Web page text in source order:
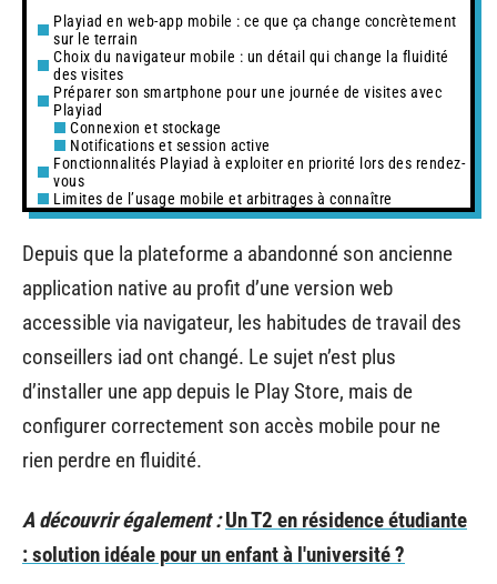
Playiad en web-app mobile : ce que ça change concrètement
sur le terrain
Choix du navigateur mobile : un détail qui change la fluidité
des visites
Préparer son smartphone pour une journée de visites avec
Playiad
Connexion et stockage
Notifications et session active
Fonctionnalités Playiad à exploiter en priorité lors des rendez-
vous
Limites de l’usage mobile et arbitrages à connaître
Depuis que la plateforme a abandonné son ancienne
application native au profit d’une version web
accessible via navigateur, les habitudes de travail des
conseillers iad ont changé. Le sujet n’est plus
d’installer une app depuis le Play Store, mais de
configurer correctement son accès mobile pour ne
rien perdre en fluidité.
A découvrir également : Un T2 en résidence étudiante
: solution idéale pour un enfant à l'université ?